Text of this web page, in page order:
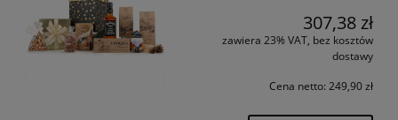
307,38 zł
zawiera 23% VAT, bez kosztów
dostawy
Cena netto: 249,90 zł